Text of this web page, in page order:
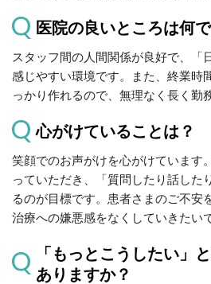
医院の良いところは何
スタッフ間の人間関係が良好で、「
感じやすい環境です。また、終業時
っかり作れるので、無理なく長く勤
心がけていることは？
笑顔でのお声がけを心がけています
っていただき、「質問したり話した
るのが目標です。患者さまのご不安
治療への嫌悪感をなくしていきたい
「もっとこうしたい」
ありますか？